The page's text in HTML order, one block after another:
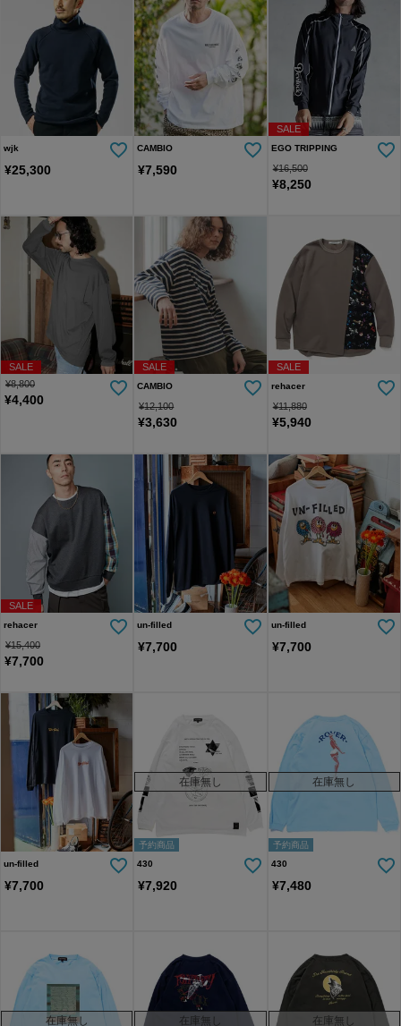
wjk
¥25,300
CAMBIO
¥7,590
SALE
EGO TRIPPING
¥16,500
¥8,250
SALE
¥8,800
¥4,400
SALE
CAMBIO
¥12,100
¥3,630
SALE
rehacer
¥11,880
¥5,940
SALE
rehacer
¥15,400
¥7,700
un-filled
¥7,700
un-filled
¥7,700
un-filled
¥7,700
予約商品
在庫無し
430
¥7,920
予約商品
在庫無し
430
¥7,480
在庫無し 在庫無し 在庫無し